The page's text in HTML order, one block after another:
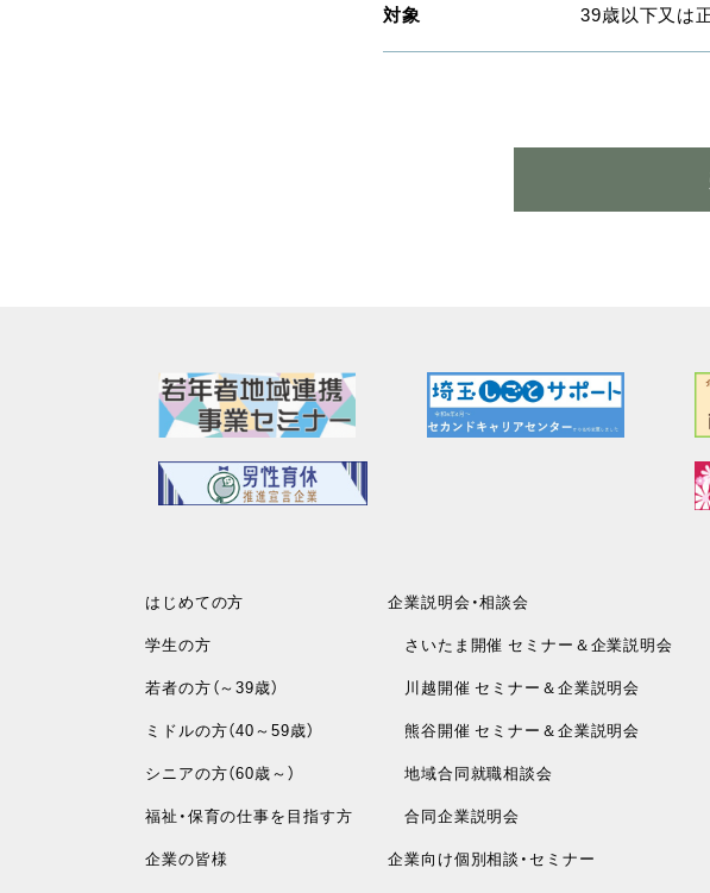
対象
39歳以下又は
はじめての方
学生の方
若者の方（～39歳）
ミドルの方（40～59歳）
シニアの方（60歳～）
福祉・保育の仕事を目指す方
企業の皆様
企業説明会・相談会
さいたま開催 セミナー＆企業説明会
川越開催 セミナー＆企業説明会
熊谷開催 セミナー＆企業説明会
地域合同就職相談会
合同企業説明会
企業向け個別相談・セミナー